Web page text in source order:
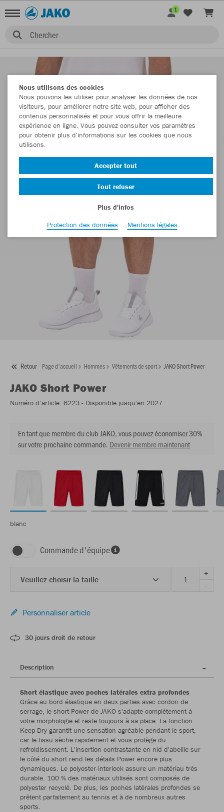
Chercher
1
Retour Page d'accueil Hommes Vêtements de sport JAKO Short Power
JAKO Short Power
Numéro d’article: 6223 - Disponible jusqu'en 2027
En tant que membre du club JAKO, vous pouvez économiser 30%
sur votre prochaine commande. Devenir membre maintenant
blanc
Commande d'équipe
Veuillez choisir la taille
+
-
Personnaliser article
30 jours droit de retour
Description
Short élastique avec poches latérales extra profondes
Grâce au bord élastique en deux parties avec cordon de
serrage, le short Power de JAKO s'adapte complètement à
votre morphologie et reste toujours à sa place. La fonction
Keep Dry garantit une sensation agréable pendant le sport,
car le tissu sèche rapidement et vous protège du
refroidissement. L'insertion contrastante en nid d'abeille sur
le côté du short rend les détails Power encore plus
dynamiques. Le polyester-interlock assure un matériau très
durable. 100 % des matériaux utilisés sont composés de
polyester recyclé. De plus, les poches latérales profondes se
prêtent parfaitement au tennis et à de nombreux autres
sports.
Nous utilisons des cookies
Nous pouvons les utiliser pour analyser les données de nos
visiteurs, pour améliorer notre site web, pour afficher des
contenus personnalisés et pour vous offrir la meilleure
expérience en ligne. Vous pouvez consulter vos paramètres
pour obtenir plus d'informations sur les cookies que nous
utilisons.
Accepter tout
Tout refuser
Plus d'infos
Protection des données
Mentions légales